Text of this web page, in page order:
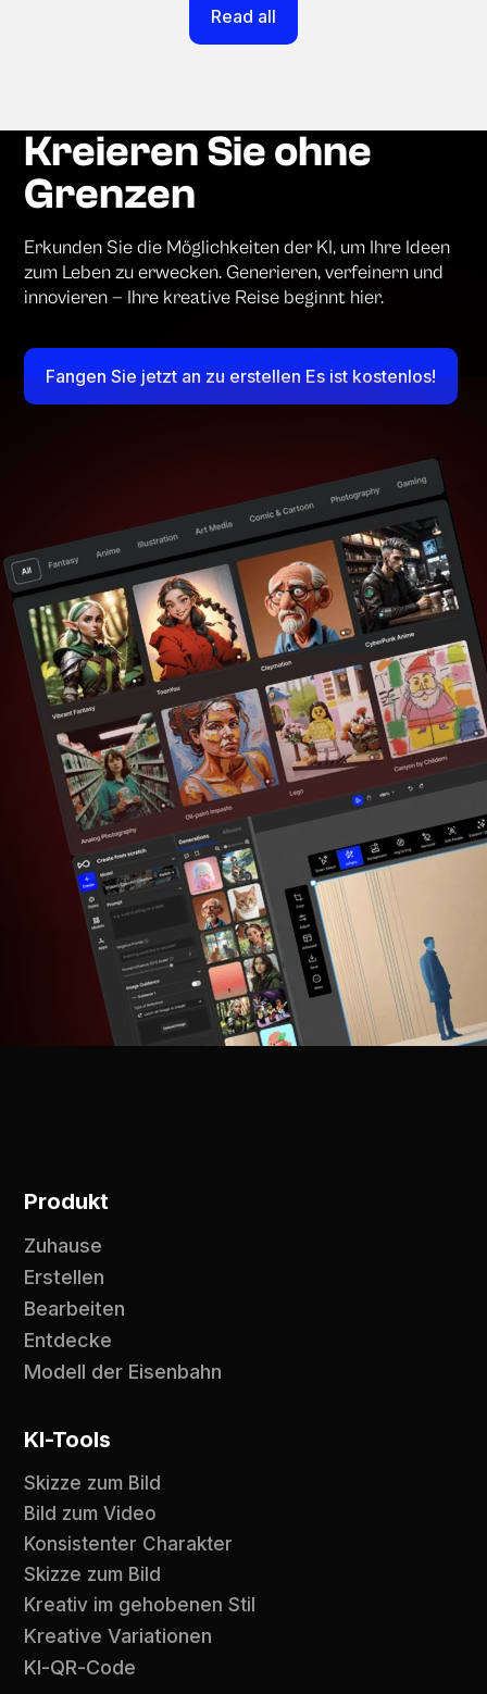
Read all
Kreieren Sie ohne
Grenzen
Erkunden Sie die Möglichkeiten der KI, um Ihre Ideen
zum Leben zu erwecken. Generieren, verfeinern und
innovieren — Ihre kreative Reise beginnt hier.
Fangen Sie jetzt an zu erstellen Es ist kostenlos!
Produkt
Zuhause
Erstellen
Bearbeiten
Entdecke
Modell der Eisenbahn
KI-Tools
Skizze zum Bild
Bild zum Video
Konsistenter Charakter
Skizze zum Bild
Kreativ im gehobenen Stil
Kreative Variationen
KI-QR-Code